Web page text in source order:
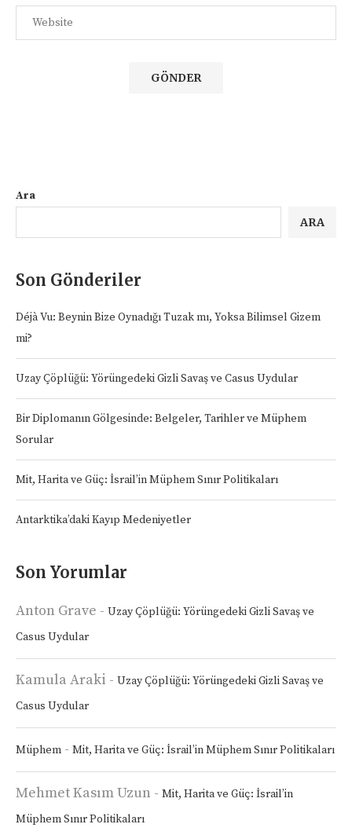
Ara
ARA
Son Gönderiler
Déjà Vu: Beynin Bize Oynadığı Tuzak mı, Yoksa Bilimsel Gizem
mi?
Uzay Çöplüğü: Yörüngedeki Gizli Savaş ve Casus Uydular
Bir Diplomanın Gölgesinde: Belgeler, Tarihler ve Müphem
Sorular
Mit, Harita ve Güç: İsrail’in Müphem Sınır Politikaları
Antarktika’daki Kayıp Medeniyetler
Son Yorumlar
Anton Grave - Uzay Çöplüğü: Yörüngedeki Gizli Savaş ve
Casus Uydular
Kamula Araki - Uzay Çöplüğü: Yörüngedeki Gizli Savaş ve
Casus Uydular
Müphem - Mit, Harita ve Güç: İsrail’in Müphem Sınır Politikaları
Mehmet Kasım Uzun - Mit, Harita ve Güç: İsrail’in
Müphem Sınır Politikaları